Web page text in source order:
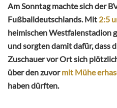
Am Sonntag machte sich der
Fußballdeutschlands. Mit 2:5
heimischen Westfalenstadion
und sorgten damit dafür, dass
Zuschauer vor Ort sich
über den zuvormit Mühe
haben dürften.